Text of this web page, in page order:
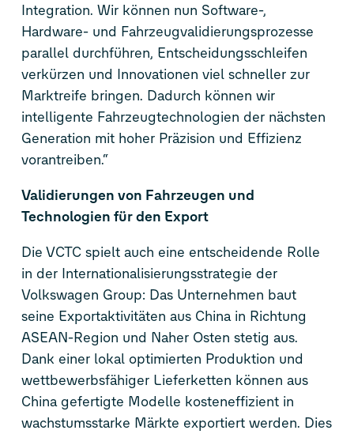
Integration. Wir können nun Software-,
Hardware- und Fahrzeugvalidierungsprozesse
parallel durchführen, Entscheidungsschleifen
verkürzen und Innovationen viel schneller zur
Marktreife bringen. Dadurch können wir
intelligente Fahrzeugtechnologien der nächsten
Generation mit hoher Präzision und Effizienz
vorantreiben.“
Validierungen von Fahrzeugen und
Technologien für den Export
Die VCTC spielt auch eine entscheidende Rolle
in der Internationalisierungsstrategie der
Volkswagen Group: Das Unternehmen baut
seine Exportaktivitäten aus China in Richtung
ASEAN-Region und Naher Osten stetig aus.
Dank einer lokal optimierten Produktion und
wettbewerbsfähiger Lieferketten können aus
China gefertigte Modelle kosteneffizient in
wachstumsstarke Märkte exportiert werden. Dies